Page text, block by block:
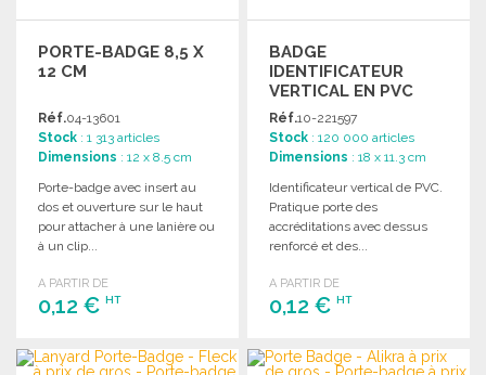
PORTE-BADGE 8,5 X
12 CM
Réf.04-13601
Stock : 1 313 articles
Dimensions : 12 x 8.5 cm
Porte-badge avec insert au
dos et ouverture sur le haut
pour attacher à une lanière ou
à un clip...
A PARTIR DE
0,12 € HT
COMMANDER
BADGE
IDENTIFICATEUR
VERTICAL EN PVC
10X15 CM
Réf.10-221597
Stock : 120 000 articles
Dimensions : 18 x 11.3 cm
Identificateur vertical de PVC.
Pratique porte des
accréditations avec dessus
renforcé et des...
A PARTIR DE
0,12 €HT
COMMANDER